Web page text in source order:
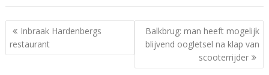
Bericht
navigatie
Inbraak Hardenbergs
restaurant
Balkbrug: man heeft mogelijk
blijvend oogletsel na klap van
scooterrijder